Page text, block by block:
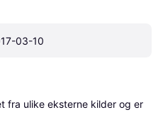
03-10
fra ulike eksterne kilder og er